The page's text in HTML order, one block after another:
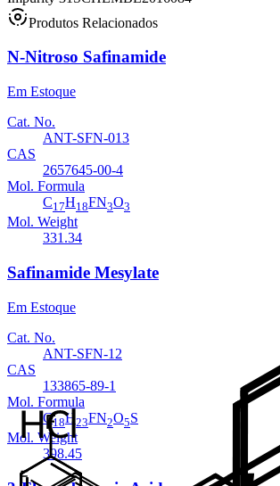
Produtos Relacionados
N-Nitroso Safinamide
Em Estoque
Cat. No.
ANT-SFN-013
CAS
2657645-00-4
Mol. Formula
C17H18FN3O3
Mol. Weight
331.34
Safinamide Mesylate
Em Estoque
Cat. No.
ANT-SFN-12
CAS
133865-89-1
Mol. Formula
C18H 23FN2O5S
Mol. Weight
398.45